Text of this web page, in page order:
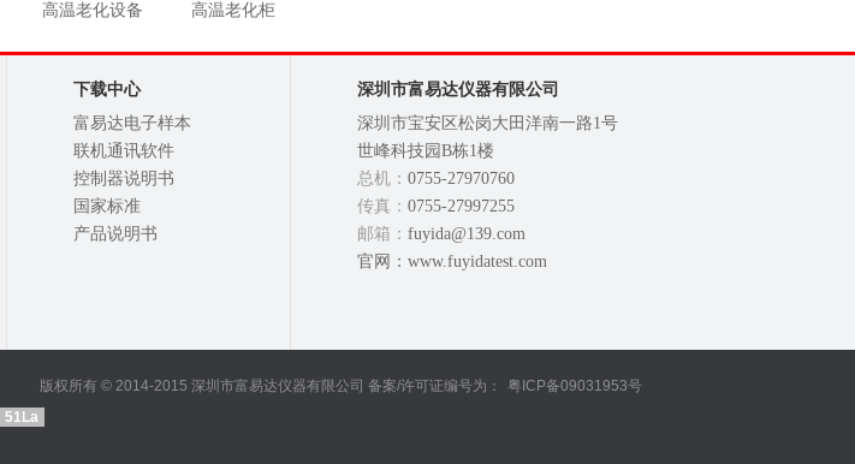
高温老化设备 高温老化柜
下载中心
富易达电子样本
联机通讯软件
控制器说明书
国家标准
产品说明书
深圳市富易达仪器有限公司
深圳市宝安区松岗大田洋南一路1号
世峰科技园B栋1楼
总机： 0755-27970760
传真： 0755-27997255
邮箱： fuyida@139.com
官网：www.fuyidatest.com
版权所有 © 2014-2015 深圳市富易达仪器有限公司 备案/许可证编号为：
粤ICP备09031953号
51La